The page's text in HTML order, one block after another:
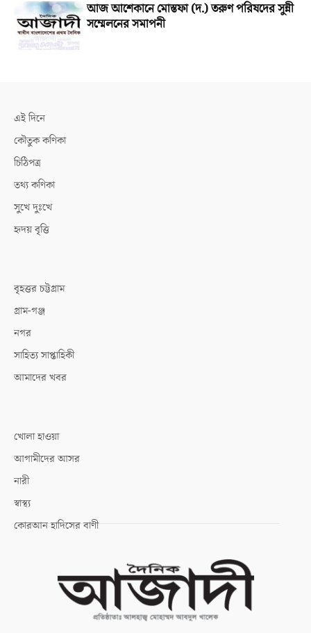
আজ আশেকানে মোস্তফা (দ.) তরুণ পরিষদের সুন্নী
সম্মেলনের সমাপনী
এই দিনে
কৌতুক কণিকা
চিঠিপত্র
তথ্য কণিকা
সুখে দুঃখে
হৃদয় বৃত্তি
বৃহত্তর চট্টগ্রাম
গ্রাম-গঞ্জ
নগর
সাহিত্য সাপ্তাহিকী
আমাদের খবর
খোলা হাওয়া
আগামীদের আসর
নারী
স্বাস্থ্য
কোরআন হাদিসের বাণী